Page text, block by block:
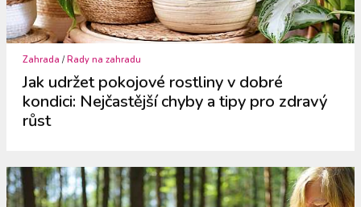
Zahrada /Rady na zahradu
Jak udržet pokojové rostliny v dobré
kondici: Nejčastější chyby a tipy pro zdravý
růst